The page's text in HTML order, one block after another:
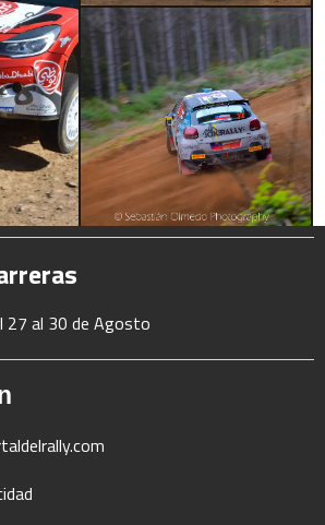
27 al 30 de Agosto